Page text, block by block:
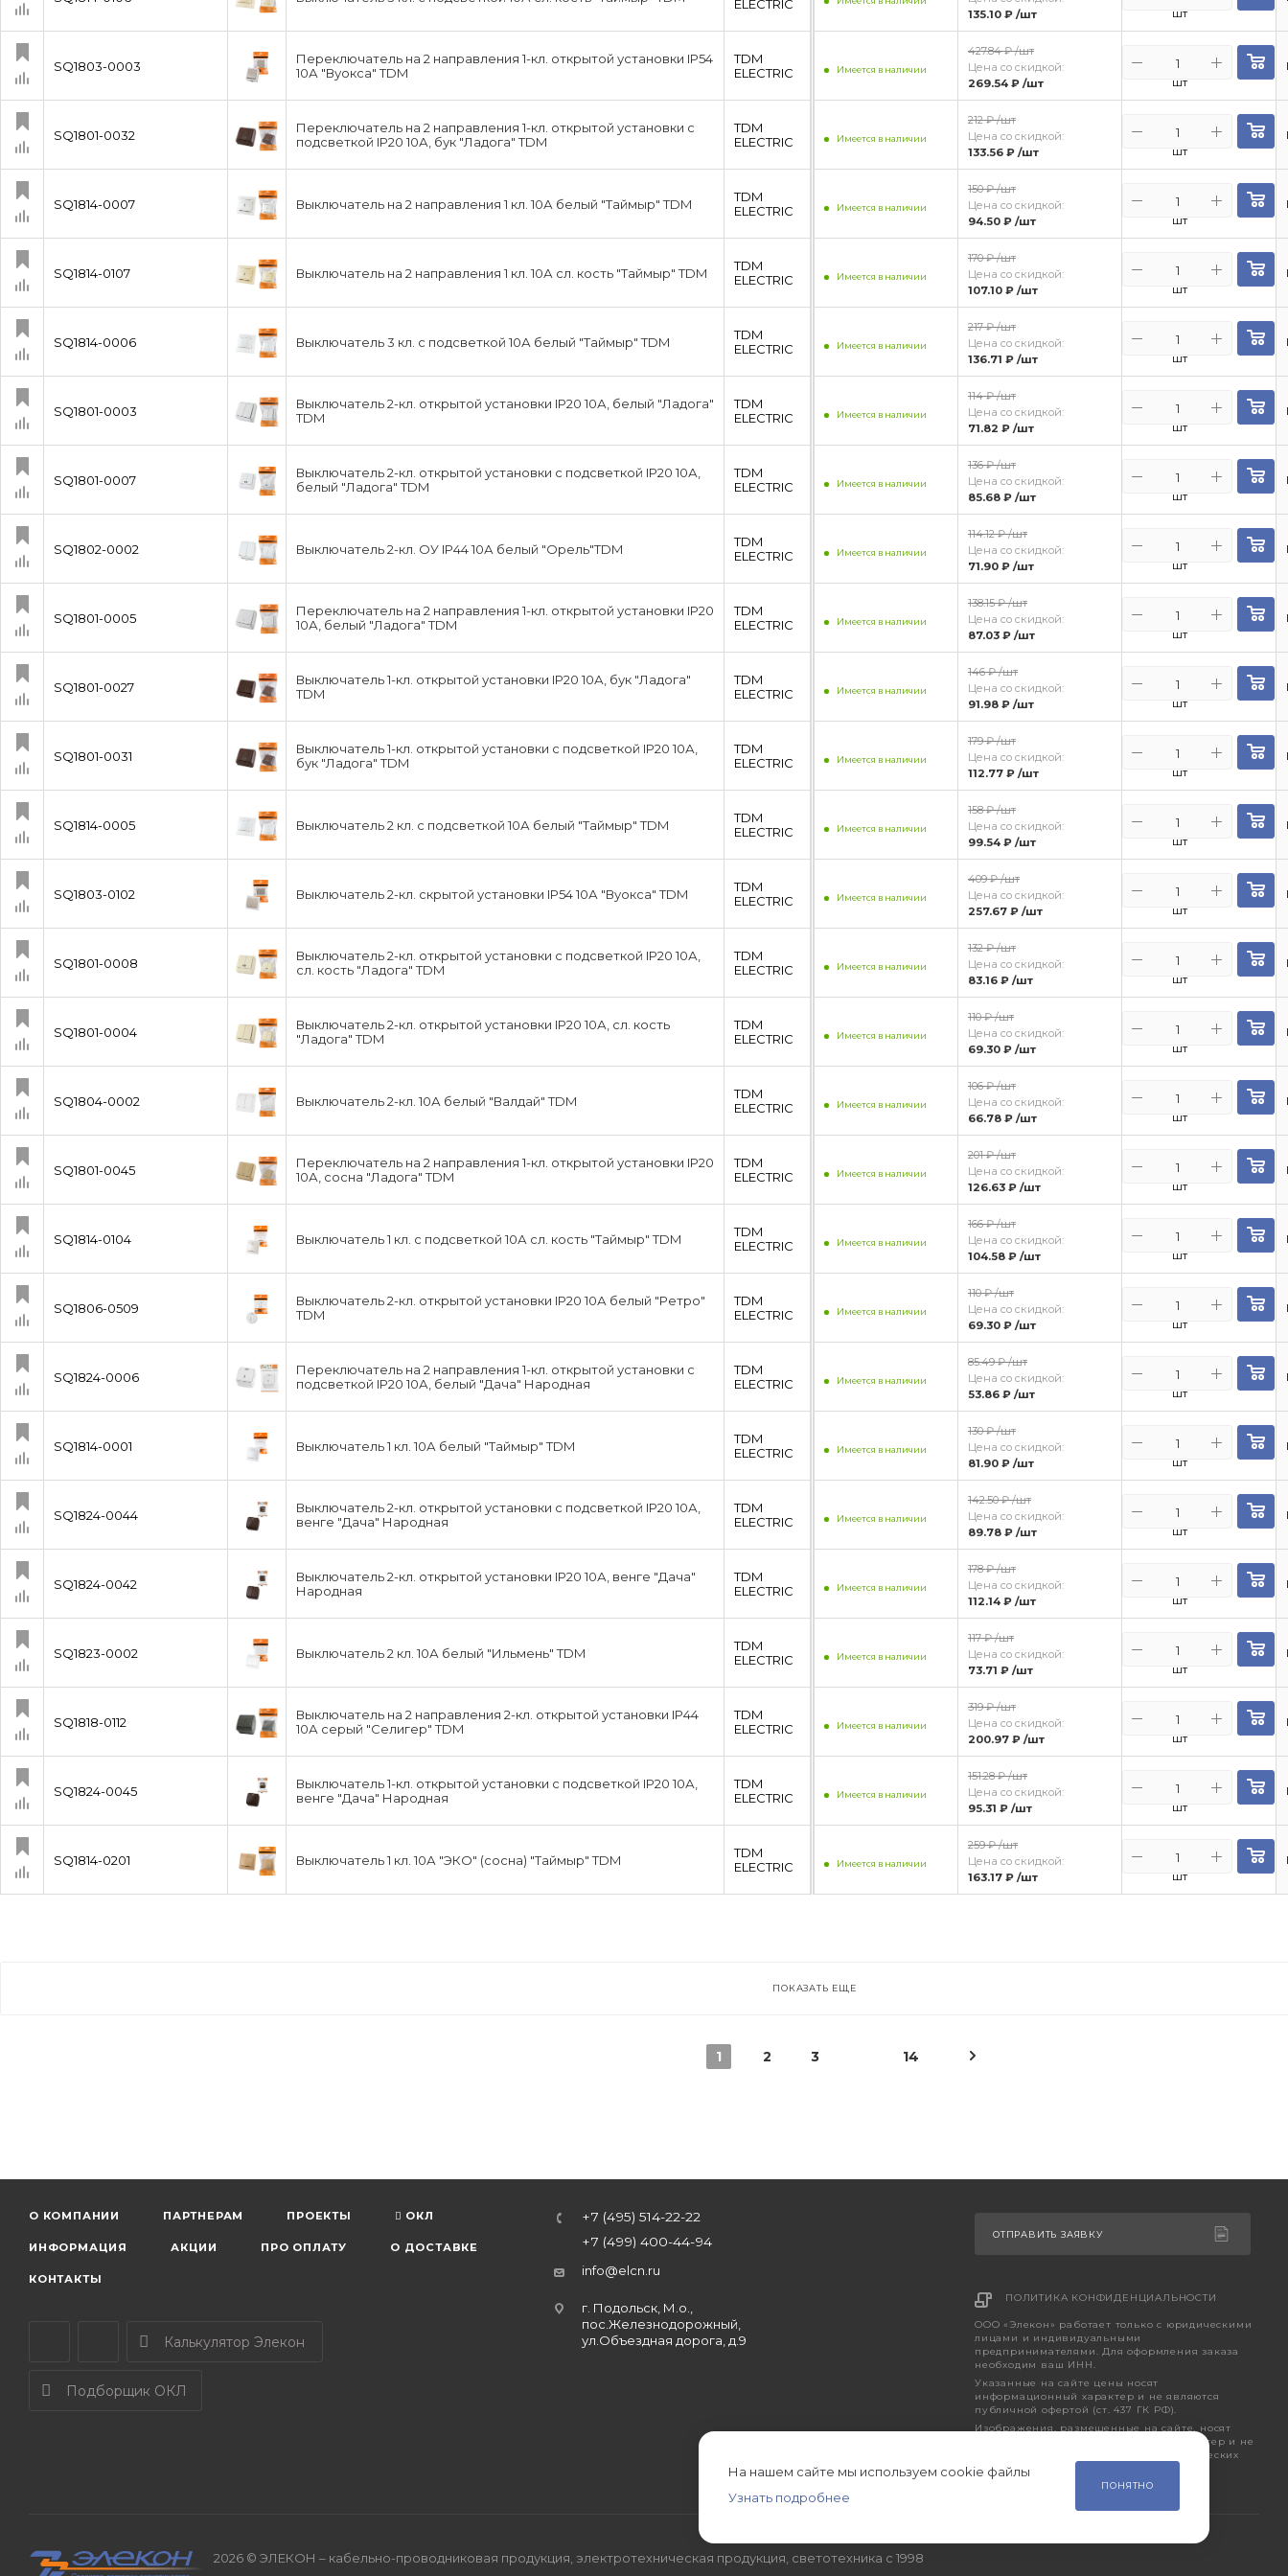
ЕLECTRIC
SQ1803-0003
Переключатель на 2 направления 1-кл. открытой установки IP54
10А "Вуокса" TDM
TDM
ЕLECTRIC
SQ1801-0032
Переключатель на 2 направления 1-кл. открытой установки с
подсветкой IP20 10А, бук "Ладога" TDM
TDM
ЕLECTRIC
SQ1814-0007 Выключатель на 2 направления 1 кл. 10А белый "Таймыр" TDM
TDM
ЕLECTRIC
SQ1814-0107 Выключатель на 2 направления 1 кл. 10А сл. кость "Таймыр" TDM
TDM
ЕLECTRIC
SQ1814-0006 Выключатель 3 кл. с подсветкой 10А белый "Таймыр" TDM
TDM
ЕLECTRIC
SQ1801-0003
Выключатель 2-кл. открытой установки IP20 10А, белый "Ладога"
TDM
TDM
ЕLECTRIC
SQ1801-0007
Выключатель 2-кл. открытой установки с подсветкой IP20 10А,
белый "Ладога" TDM
TDM
ЕLECTRIC
SQ1802-0002 Выключатель 2-кл. OУ IP44 10А белый "Орель"TDM
TDM
ЕLECTRIC
SQ1801-0005
Переключатель на 2 направления 1-кл. открытой установки IP20
10А, белый "Ладога" TDM
TDM
ЕLECTRIC
SQ1801-0027
Выключатель 1-кл. открытой установки IP20 10А, бук "Ладога"
TDM
TDM
ЕLECTRIC
SQ1801-0031
Выключатель 1-кл. открытой установки с подсветкой IP20 10А,
бук "Ладога" TDM
TDM
ЕLECTRIC
SQ1814-0005 Выключатель 2 кл. с подсветкой 10А белый "Таймыр" TDM
TDM
ЕLECTRIC
SQ1803-0102 Выключатель 2-кл. скрытой установки IP54 10А "Вуокса" TDM
TDM
ЕLECTRIC
SQ1801-0008
Выключатель 2-кл. открытой установки с подсветкой IP20 10А,
сл. кость "Ладога" TDM
TDM
ЕLECTRIC
SQ1801-0004
Выключатель 2-кл. открытой установки IP20 10А, сл. кость
"Ладога" TDM
TDM
ЕLECTRIC
SQ1804-0002 Выключатель 2-кл. 10А белый "Валдай" TDM
TDM
ЕLECTRIC
SQ1801-0045
Переключатель на 2 направления 1-кл. открытой установки IP20
10А, сосна "Ладога" TDM
TDM
ЕLECTRIC
SQ1814-0104 Выключатель 1 кл. с подсветкой 10А сл. кость "Таймыр" TDM
TDM
ЕLECTRIC
SQ1806-0509
Выключатель 2-кл. открытой установки IP20 10А белый "Ретро"
TDM
TDM
ЕLECTRIC
SQ1824-0006
Переключатель на 2 направления 1-кл. открытой установки с
подсветкой IP20 10А, белый "Дача" Народная
TDM
ЕLECTRIC
SQ1814-0001 Выключатель 1 кл. 10А белый "Таймыр" TDM
TDM
ЕLECTRIC
SQ1824-0044
Выключатель 2-кл. открытой установки с подсветкой IP20 10А,
венге "Дача" Народная
TDM
ЕLECTRIC
SQ1824-0042
Выключатель 2-кл. открытой установки IP20 10А, венге "Дача"
Народная
TDM
ЕLECTRIC
SQ1823-0002 Выключатель 2 кл. 10А белый "Ильмень" TDM
TDM
ЕLECTRIC
SQ1818-0112
Выключатель на 2 направления 2-кл. открытой установки IP44
10А серый "Селигер" TDM
TDM
ЕLECTRIC
SQ1824-0045
Выключатель 1-кл. открытой установки с подсветкой IP20 10А,
венге "Дача" Народная
TDM
ЕLECTRIC
SQ1814-0201 Выключатель 1 кл. 10А "ЭКО" (сосна) "Таймыр" TDM
TDM
ЕLECTRIC
135.10 ₽ /шт шт
Имеется в наличии
427.84 ₽ /шт
Цена со скидкой:
269.54 ₽ /шт шт
Имеется в наличии
212 ₽ /шт
Цена со скидкой:
133.56 ₽ /шт шт
Имеется в наличии
150 ₽ /шт
Цена со скидкой:
94.50 ₽ /шт шт
Имеется в наличии
170 ₽ /шт
Цена со скидкой:
107.10 ₽ /шт шт
Имеется в наличии
217 ₽ /шт
Цена со скидкой:
136.71 ₽ /шт шт
Имеется в наличии
114 ₽ /шт
Цена со скидкой:
71.82 ₽ /шт шт
Имеется в наличии
136 ₽ /шт
Цена со скидкой:
85.68 ₽ /шт шт
Имеется в наличии
114.12 ₽ /шт
Цена со скидкой:
71.90 ₽ /шт шт
Имеется в наличии
138.15 ₽ /шт
Цена со скидкой:
87.03 ₽ /шт шт
Имеется в наличии
146 ₽ /шт
Цена со скидкой:
91.98 ₽ /шт шт
Имеется в наличии
179 ₽ /шт
Цена со скидкой:
112.77 ₽ /шт шт
Имеется в наличии
158 ₽ /шт
Цена со скидкой:
99.54 ₽ /шт шт
Имеется в наличии
409 ₽ /шт
Цена со скидкой:
257.67 ₽ /шт шт
Имеется в наличии
132 ₽ /шт
Цена со скидкой:
83.16 ₽ /шт шт
Имеется в наличии
110 ₽ /шт
Цена со скидкой:
69.30 ₽ /шт шт
Имеется в наличии
106 ₽ /шт
Цена со скидкой:
66.78 ₽ /шт шт
Имеется в наличии
201 ₽ /шт
Цена со скидкой:
126.63 ₽ /шт шт
Имеется в наличии
166 ₽ /шт
Цена со скидкой:
104.58 ₽ /шт шт
Имеется в наличии
110 ₽ /шт
Цена со скидкой:
69.30 ₽ /шт шт
Имеется в наличии
85.49 ₽ /шт
Цена со скидкой:
53.86 ₽ /шт шт
Имеется в наличии
130 ₽ /шт
Цена со скидкой:
81.90 ₽ /шт шт
Имеется в наличии
142.50 ₽ /шт
Цена со скидкой:
89.78 ₽ /шт шт
Имеется в наличии
178 ₽ /шт
Цена со скидкой:
112.14 ₽ /шт шт
Имеется в наличии
117 ₽ /шт
Цена со скидкой:
73.71 ₽ /шт шт
Имеется в наличии
319 ₽ /шт
Цена со скидкой:
200.97 ₽ /шт шт
Имеется в наличии
151.28 ₽ /шт
Цена со скидкой:
95.31 ₽ /шт шт
Имеется в наличии
259 ₽ /шт
Цена со скидкой:
163.17 ₽ /шт шт
ПОКАЗАТЬ ЕЩЕ
1 2 3 14
О КОМПАНИИ ПАРТНЕРАМ ПРОЕКТЫ ОКЛ
ИНФОРМАЦИЯ АКЦИИ ПРО ОПЛАТУ О ДОСТАВКЕ
КОНТАКТЫ
Калькулятор Элекон
Подборщик ОКЛ
+7 (495) 514-22-22
+7 (499) 400-44-94
info@elcn.ru
г. Подольск, М.о.,
пос.Железнодорожный,
ул.Объездная дорога, д.9
ОТПРАВИТЬ ЗАЯВКУ
ПОЛИТИКА КОНФИДЕНЦИАЛЬНОСТИ
ООО «Элекон» работает только с юридическими
лицами и индивидуальными
предпринимателями. Для оформления заказа
необходим ваш ИНН.
Указанные на сайте цены носят
информационный характер и не являются
публичной офертой (ст. 437 ГК РФ).
Изображения, размещенные на сайте, носят
исключительно ознакомительный характер и не
являются точным отображением фактических
характеристик товара.
2026 © ЭЛЕКОН – кабельно-проводниковая продукция, электротехническая продукция, светотехника с 1998
На нашем сайте мы используем cookie файлы
Узнать подробнее
ПОНЯТНО